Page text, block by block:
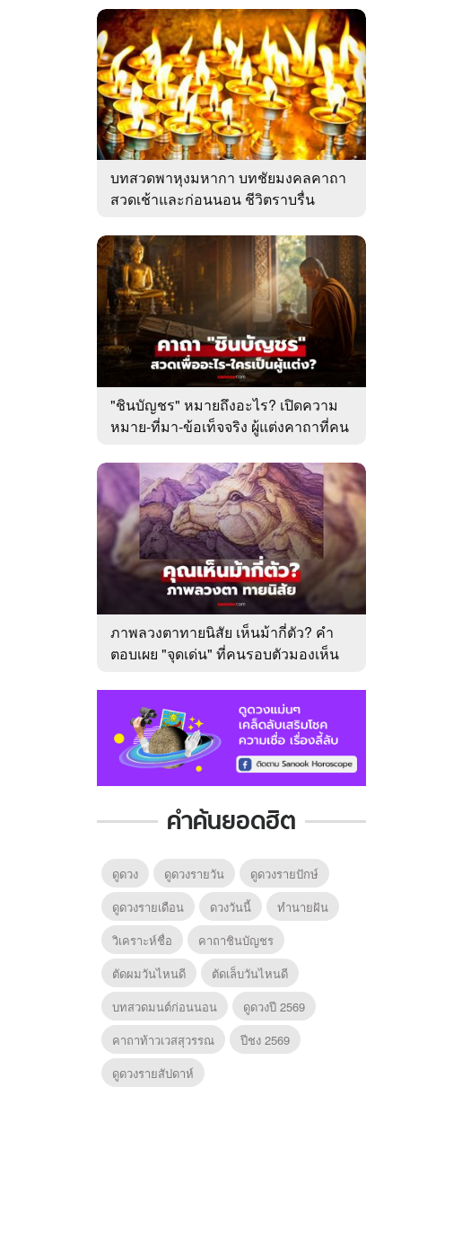
บทสวดพาหุงมหากา บทชัยมงคลคาถา
สวดเช้าและก่อนนอน ชีวิตราบรื่น
"ชินบัญชร" หมายถึงอะไร? เปิดความ
หมาย-ที่มา-ข้อเท็จจริง ผู้แต่งคาถาที่คน
ภาพลวงตาทายนิสัย เห็นม้ากี่ตัว? คำ
ตอบเผย "จุดเด่น" ที่คนรอบตัวมองเห็น
คำค้นยอดฮิต
ดูดวง ดูดวงรายวัน
ดูดวงรายปักษ์
ดูดวงรายเดือน
ดวงวันนี้
ทํานายฝัน
วิเคราะห์ชื่อ
คาถาชินบัญชร
ตัดผมวันไหนดี
ตัดเล็บวันไหนดี
บทสวดมนต์ก่อนนอน
ดูดวงปี 2569
คาถาท้าวเวสสุวรรณ
ปีชง 2569
ดูดวงรายสัปดาห์